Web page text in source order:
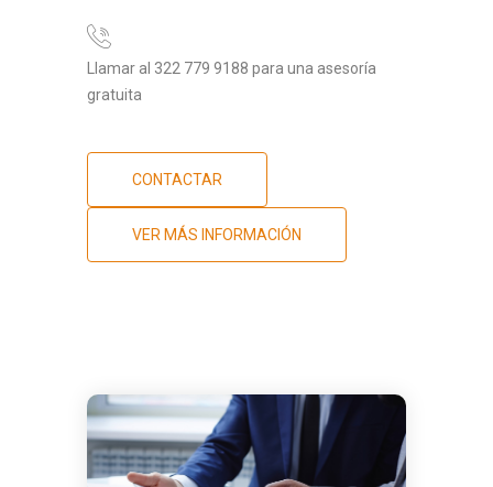
Llamar al 322 779 9188 para una asesoría
gratuita
CONTACTAR
VER MÁS INFORMACIÓN